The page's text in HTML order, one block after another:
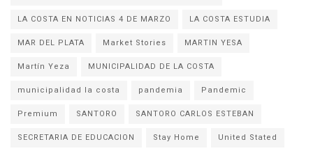
LA COSTA EN NOTICIAS 4 DE MARZO
LA COSTA ESTUDIA
MAR DEL PLATA
Market Stories
MARTIN YESA
Martín Yeza
MUNICIPALIDAD DE LA COSTA
municipalidad la costa
pandemia
Pandemic
Premium
SANTORO
SANTORO CARLOS ESTEBAN
SECRETARIA DE EDUCACION
Stay Home
United Stated